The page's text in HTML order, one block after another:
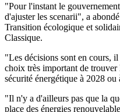
"Pour l'instant le
d'ajuster les scenarii", a
Transition écologique et
Classique.
"Les décisions sont en cours,
choix très important de
sécurité énergétique à 2028
"Il n'y a d'ailleurs pas que la
place des énergies